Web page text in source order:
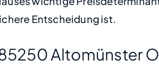
Entscheidung ist.
Altomünster